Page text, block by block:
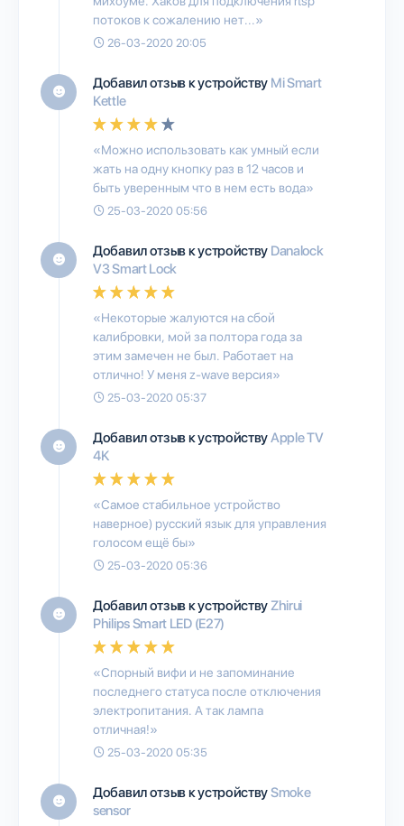
потоков к сожалению нет...»
26-03-2020 20:05
Добавил отзыв к устройству Mi Smart
Kettle
«Можно использовать как умный если
жать на одну кнопку раз в 12 часов и
быть уверенным что в нем есть вода»
25-03-2020 05:56
Добавил отзыв к устройству Danalock
V3 Smart Lock
«Некоторые жалуются на сбой
калибровки, мой за полтора года за
этим замечен не был. Работает на
отлично! У меня z-wave версия»
25-03-2020 05:37
Добавил отзыв к устройствуApple TV
4K
«Самое стабильное устройство
наверное) русский язык для управления
голосом ещё бы»
25-03-2020 05:36
Добавил отзыв к устройству Zhirui
Philips Smart LED (E27)
«Спорный вифи и не запоминание
последнего статуса после отключения
электропитания. А так лампа
отличная!»
25-03-2020 05:35
Добавил отзыв к устройствуSmoke
sensor